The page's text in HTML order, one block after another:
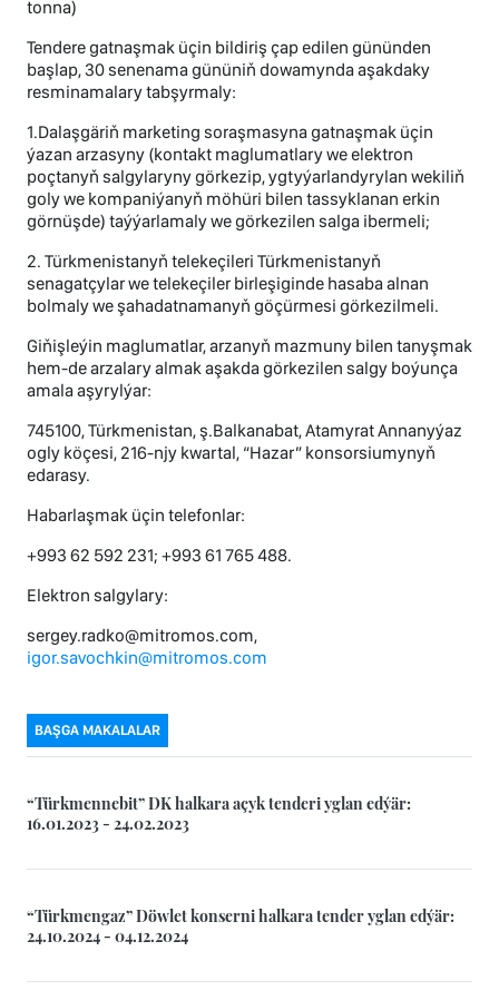
tonna)
Tendere gatnaşmak üçin bildiriş çap edilen gününden
başlap, 30 senenama gününiň dowamynda aşakdaky
resminamalary tabşyrmaly:
1.Dalaşgäriň marketing soraşmasyna gatnaşmak üçin
ýazan arzasyny (kontakt maglumatlary we elektron
poçtanyň salgylaryny görkezip, ygtyýarlandyrylan wekiliň
goly we kompaniýanyň möhüri bilen tassyklanan erkin
görnüşde) taýýarlamaly we görkezilen salga ibermeli;
2. Türkmenistanyň telekeçileri Türkmenistanyň
senagatçylar we telekeçiler birleşiginde hasaba alnan
bolmaly we şahadatnamanyň göçürmesi görkezilmeli.
Giňişleýin maglumatlar, arzanyň mazmuny bilen tanyşmak
hem-de arzalary almak aşakda görkezilen salgy boýunça
amala aşyrylýar:
745100, Türkmenistan, ş.Balkanabat, Atamyrat Annanyýaz
ogly köçesi, 216-njy kwartal, “Hazar” konsorsiumynyň
edarasy.
Habarlaşmak üçin telefonlar:
+993 62 592 231; +993 61 765 488.
Elektron salgylary:
sergey.radko@mitromos.com,
igor.savochkin@mitromos.com
BAŞGA MAKALALAR
“Türkmennebit” DK halkara açyk tenderi yglan edýär:
16.01.2023 - 24.02.2023
“Türkmengaz” Döwlet konserni halkara tender yglan edýär:
24.10.2024 - 04.12.2024